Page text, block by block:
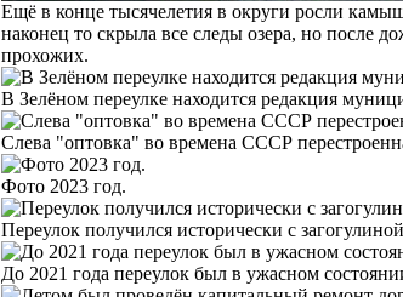
Ещё в конце тысячелетия в округи росли
наконец то скрыла все следы озера, но после
прохожих.
В Зелёном переулке находится редакция
Слева "оптовка" во времена СССР
Фото 2023 год.
Переулок получился исторически с
До 2021 года переулок был в ужасном